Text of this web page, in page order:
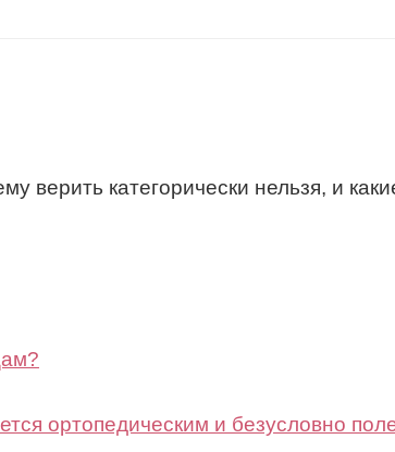
категорически нельзя, и
ортопедическим и безусловно